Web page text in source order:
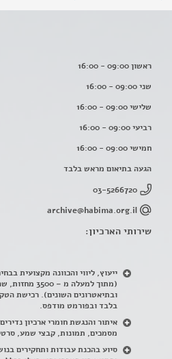
ראשון 09:00 - 16:00
שני 09:00 - 16:00
שלישי 09:00 - 16:00
רביעי 09:00 - 16:00
חמישי 09:00 - 16:00
הגעה בתיאום מראש בלבד
03-5266720
archive@habima.org.il
שירותי הארכיון:
ייעוץ, ליווי והכוונה מקצועית
(מתוך למעלה מ –
ובתיאטרונים השונים). רכישת
בלבד ובפורמט מודפס.
איתור והנגשת חומרי ארכיון נדירים
מסמכים, תמונות, קבצי שמע,
סיוע בהכנת עבודות ותחקירים